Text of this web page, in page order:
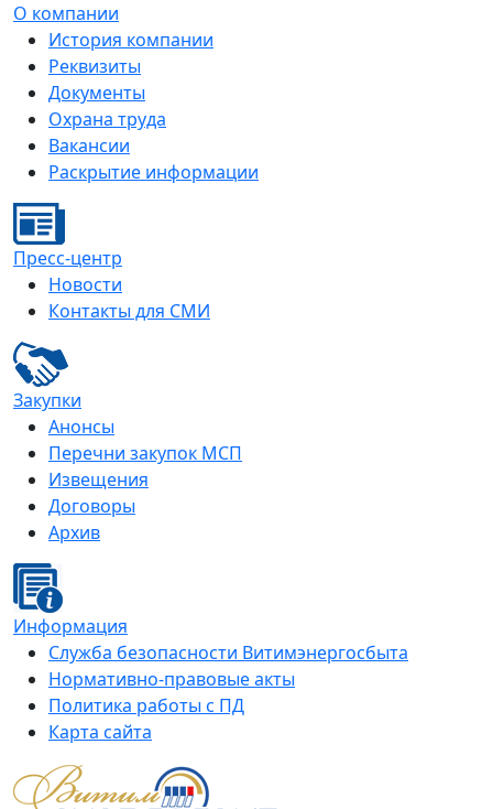
О компании
История компании
Реквизиты
Документы
Охрана труда
Вакансии
Раскрытие информации
Пресс-центр
Новости
Контакты для СМИ
Закупки
Анонсы
Перечни закупок МСП
Извещения
Договоры
Архив
Информация
Служба безопасности Витимэнергосбыта
Нормативно-правовые акты
Политика работы с ПД
Карта сайта